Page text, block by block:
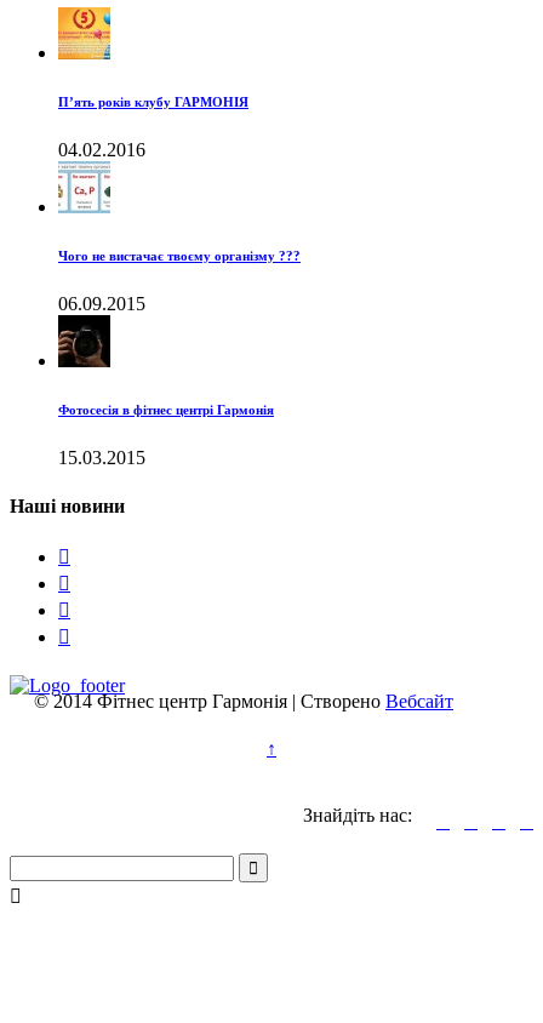
П’ять років клубу ГАРМОНІЯ
04.02.2016
Чого не вистачає твоєму організму ???
06.09.2015
Фотосесія в фітнес центрі Гармонія
15.03.2015
Наші новини




© 2014 Фітнес центр Гармонія | Створено Вебсайт
↑
Знайдіть нас:

